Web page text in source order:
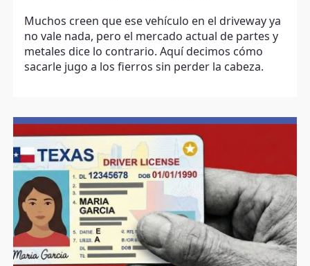
Muchos creen que ese vehículo en el driveway ya
no vale nada, pero el mercado actual de partes y
metales dice lo contrario. Aquí decimos cómo
sacarle jugo a los fierros sin perder la cabeza.